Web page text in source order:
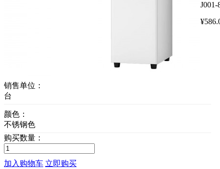
J001-
¥
销售单位：
台
颜色：
不锈钢色
购买数量：
加入购物车 立即购买